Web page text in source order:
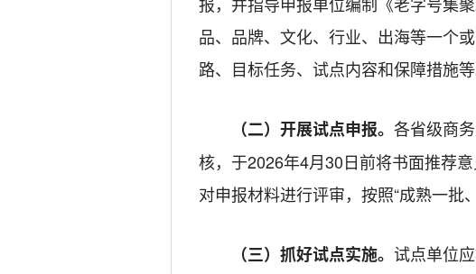
品、品牌、文化、行业、出海等一个
路、目标任务、试点内容和保障措施等
（二） 开展试点申报。 各省级商
核，于2026年4月30日前将书面推荐
对申报材料进行评审，按照“成熟一批
（三） 抓好试点实施。 试点单位